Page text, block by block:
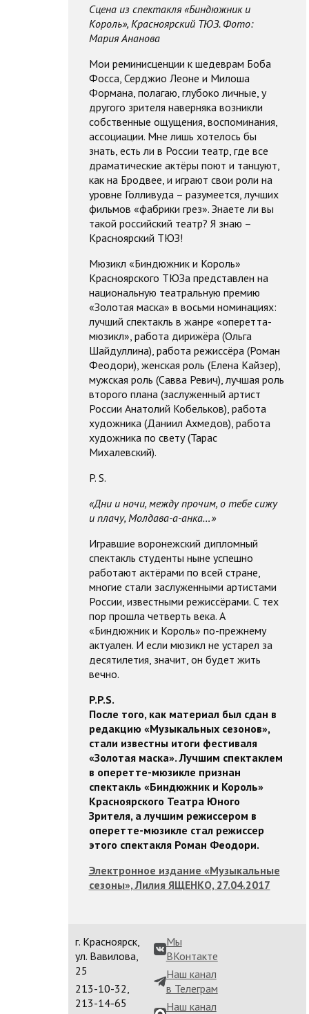
Сцена из спектакля «Биндюжник и
Король», Красноярский ТЮЗ. Фото:
Мария Ананова
Мои реминисценции к шедеврам Боба
Фосса, Серджио Леоне и Милоша
Формана, полагаю, глубоко личные, у
другого зрителя наверняка возникли
собственные ощущения, воспоминания,
ассоциации. Мне лишь хотелось бы
знать, есть ли в России театр, где все
драматические актёры поют и танцуют,
как на Бродвее, и играют свои роли на
уровне Голливуда – разумеется, лучших
фильмов «фабрики грез». Знаете ли вы
такой российский театр? Я знаю –
Красноярский ТЮЗ!
Мюзикл «Биндюжник и Король»
Красноярского ТЮЗа представлен на
национальную театральную премию
«Золотая маска» в восьми номинациях:
лучший спектакль в жанре «оперетта-
мюзикл», работа дирижёра (Ольга
Шайдуллина), работа режиссёра (Роман
Феодори), женская роль (Елена Кайзер),
мужская роль (Савва Ревич), лучшая роль
второго плана (заслуженный артист
России Анатолий Кобельков), работа
художника (Даниил Ахмедов), работа
художника по свету (Тарас
Михалевский).
P. S.
«Дни и ночи, между прочим, о тебе сижу
и плачу, Молдава-а-анка…»
Игравшие воронежский дипломный
спектакль студенты ныне успешно
работают актёрами по всей стране,
многие стали заслуженными артистами
России, известными режиссёрами. С тех
пор прошла четверть века. А
«Биндюжник и Король» по-прежнему
актуален. И если мюзикл не устарел за
десятилетия, значит, он будет жить
вечно.
P.P.S.
После того, как материал был сдан в
редакцию «Музыкальных сезонов»,
стали известны итоги фестиваля
«Золотая маска». Лучшим спектаклем
в оперетте-мюзикле признан
спектакль «Биндюжник и Король»
Красноярского Театра Юного
Зрителя, а лучшим режиссером в
оперетте-мюзикле стал режиссер
этого спектакля Роман Феодори.
Электронное издание «Музыкальные
сезоны», Лилия ЯЩЕНКО, 27.04.2017
г. Красноярск,
ул. Вавилова,
25
213-10-32,
213-14-65
Мы
ВКонтакте
Наш канал
в Телеграм
Наш канал